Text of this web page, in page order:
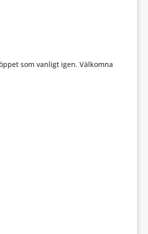
som vanligt igen. Välkomna